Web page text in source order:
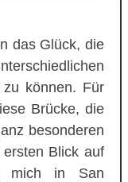
das Glück, die
zu können. Für
Brücke, die
besonderen
Blick auf
mich in San